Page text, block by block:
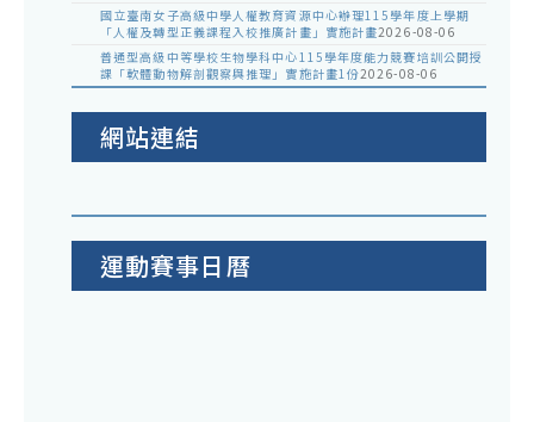
國立臺南女子高級中學人權教育資源中心辦理115學年度上學期
「人權及轉型正義課程入校推廣計畫」實施計畫2026-08-06
普通型高級中等學校生物學科中心115學年度能力競賽培訓公開授
課「軟體動物解剖觀察與推理」實施計畫1份2026-08-06
網站連結
運動賽事日曆